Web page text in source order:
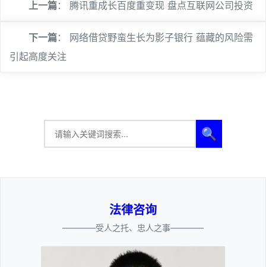
上一篇： 腾讯重成长百度重变现 盘点互联网公司投资
下一篇： 网络借贷野蛮生长为影子银行 蕴藏的风险需
引起高度关注
🔍
法律咨询
————受人之托、忠人之事————